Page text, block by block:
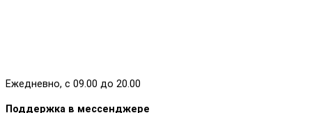
Ежедневно, с 09.00 до 20.00
Поддержка в мессенджере